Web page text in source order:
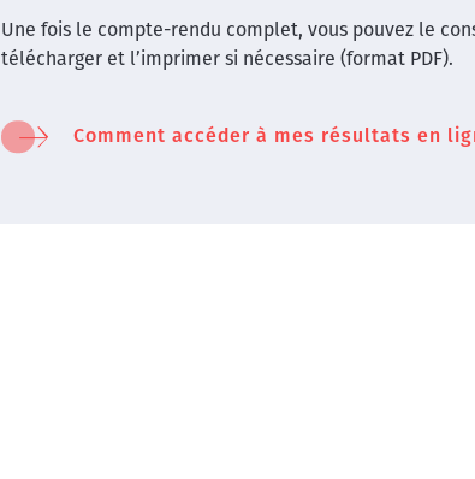
Une fois le compte-rendu complet, vous pouvez le
télécharger et l’imprimer si nécessaire (format PDF).
Comment accéder à mes résultats en